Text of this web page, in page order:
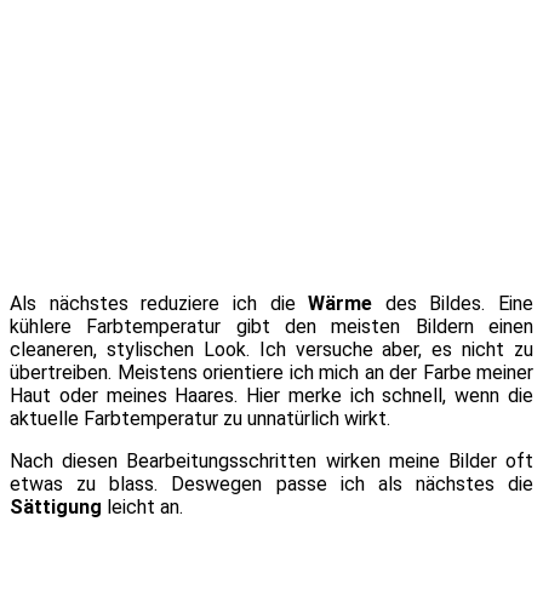
Als nächstes reduziere ich dieWärme des Bildes. Eine
kühlere Farbtemperatur gibt den meisten Bildern einen
cleaneren, stylischen Look. Ich versuche aber, es nicht zu
übertreiben. Meistens orientiere ich mich an der Farbe meiner
Haut oder meines Haares. Hier merke ich schnell, wenn die
aktuelle Farbtemperatur zu unnatürlich wirkt.
Nach diesen Bearbeitungsschritten wirken meine Bilder oft
etwas zu blass. Deswegen passe ich als nächstes die
Sättigung leicht an.